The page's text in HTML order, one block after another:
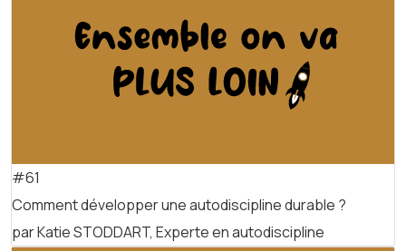
#61
Comment développer une autodiscipline durable ?
par Katie STODDART, Experte en autodiscipline